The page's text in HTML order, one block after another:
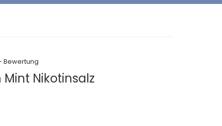
Bewertung
Mint Nikotinsalz